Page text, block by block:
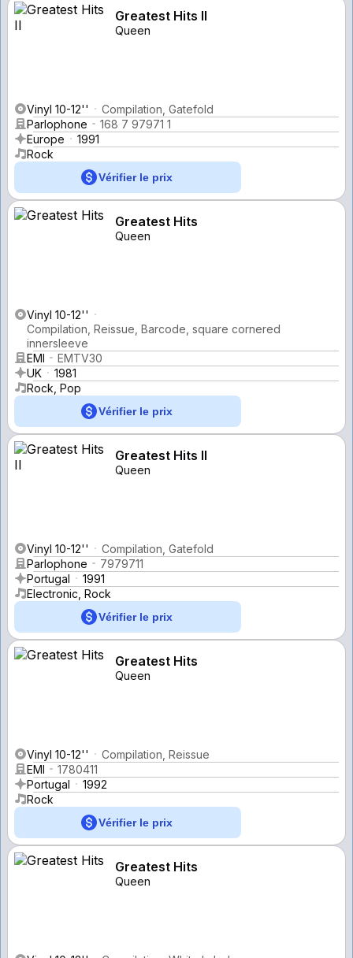
Greatest Hits II
Queen
Vinyl 10-12''
Compilation, Gatefold
Parlophone
168 7 97971 1
Europe
1991
Rock
Vérifier le prix
Greatest Hits
Queen
Vinyl 10-12''
Compilation, Reissue, Barcode, square cornered
innersleeve
EMI
EMTV30
UK
1981
Rock, Pop
Vérifier le prix
Greatest Hits II
Queen
Vinyl 10-12''
Compilation, Gatefold
Parlophone
7979711
Portugal
1991
Electronic, Rock
Vérifier le prix
Greatest Hits
Queen
Vinyl 10-12''
Compilation, Reissue
EMI
1780411
Portugal
1992
Rock
Vérifier le prix
Greatest Hits
Queen